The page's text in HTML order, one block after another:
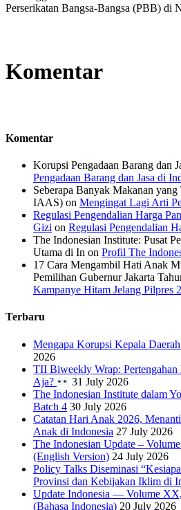
Perserikatan Bangsa-Bangsa (PBB) di
Komentar
Komentar
Korupsi Pengadaan Barang dan
Pengadaan Barang dan Jasa di
Seberapa Banyak Makanan
IAAS) on Mengingat Lagi Arti
Regulasi Pengendalian Harga
Gizi on Regulasi Pengendalian
The Indonesian Institute: Pusat
Utama di In on Profil The
17 Cara Mengambil Hati Anak
Pemilihan Gubernur Jakarta
Kampanye Hitam Jelang Pilpres
Terbaru
Mengapa Korupsi Kepala
2026
TII Biweekly Wrap:
Aja?
31 July 2026
The Indonesian Institute dalam
Batch 4 30 July 2026
Catatan Hari Anak 2026,
Anak di Indonesia 27 July 2026
The Indonesian Update –
(English Version) 24 July 2026
Policy Talks Diseminasi
Provinsi dan Kebijakan Iklim di
Update Indonesia — Volume
(Bahasa Indonesia) 20 July 2026